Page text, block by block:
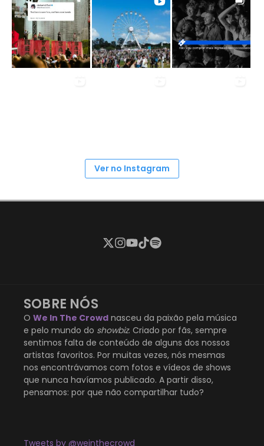
Ver no Instagram
SOBRE NÓS
O We In The Crowd nasceu da paixão pela música
e pelo mundo do showbiz. Criado por fãs, sempre
sentimos falta de conteúdo de alguns dos nossos
artistas favoritos. Por muitas vezes, nós mesmas
nos encontrávamos com fotos e vídeos de shows
que nunca havíamos publicado. A partir disso,
pensamos: por que não compartilhar tudo?
Tweets by @weinthecrowd